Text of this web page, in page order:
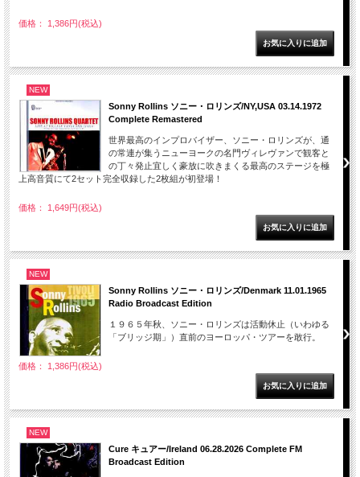
価格： 1,386円(税込)
NEW
Sonny Rollins ソニー・ロリンズ/NY,USA 03.14.1972
Complete Remastered
世界最高のインプロバイザー、ソニー・ロリンズが、通
の常連が集うニューヨークの名門ヴィレヴァンで観客と
の丁々発止宜しく豪放に吹きまくる最高のステージを極
上高音質にて2セット完全収録した2枚組が初登場！
価格： 1,649円(税込)
NEW
Sonny Rollins ソニー・ロリンズ/Denmark 11.01.1965
Radio Broadcast Edition
１９６５年秋、ソニー・ロリンズは活動休止（いわゆる
「ブリッジ期」）直前のヨーロッパ・ツアーを敢行。
価格： 1,386円(税込)
NEW
Cure キュアー/Ireland 06.28.2026 Complete FM
Broadcast Edition